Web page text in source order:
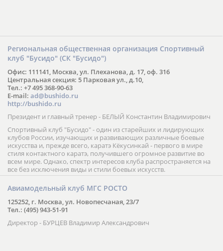
Региональная общественная организация Спортивный
клуб "Бусидо" (СК "Бусидо")
Офис: 111141, Москва, ул. Плеханова, д. 17, оф. 316
Центральная секция: 5 Парковая ул., д.10,
Тел.: +7 495 368-90-63
E-mail: ad@bushido.ru
http://bushido.ru
Президент и главный тренер - БЕЛЫЙ Константин Владимирович
Спортивный клуб "Бусидо" - один из старейших и лидирующих
клубов России, изучающих и развивающих различные боевые
искусства и, прежде всего, каратэ Кёкусинкай - первого в мире
стиля контактного каратэ, получившего огромное развитие во
всем мире. Однако, спектр интересов клуба распространяется на
все без исключения виды и стили боевых искусств.
Авиамодельный клуб МГС РОСТО
125252, г. Москва, ул. Новопесчаная, 23/7
Тел.: (495) 943-51-91
Директор - БУРЦЕВ Владимир Александрович